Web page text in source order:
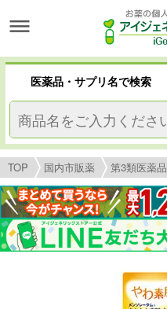
医薬品・サプリ名で検索
TOP 国内市販薬 第3類医薬品